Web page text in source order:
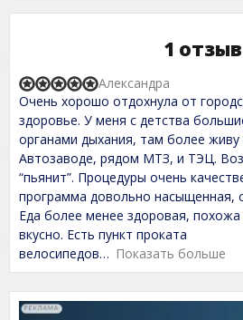
1 отзыв
R
a
t
d
5
,
0
o
u
t
o
f
5
Очень хорошо отдохнула от
здоровье. У меня с детства
органами дыхания, там более
Автозаводе, рядом МТЗ, и ТЭЦ.
“пьянит”. Процедуры очень
программа довольно насыщенная,
Еда более менее здоровая,
вкусно. Есть пункт проката
велосипедов
Показать больше
Александра